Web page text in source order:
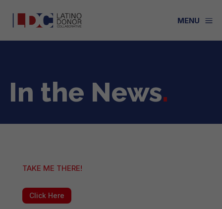
a
MENU
In the News.
TAKE ME THERE!
Click Here